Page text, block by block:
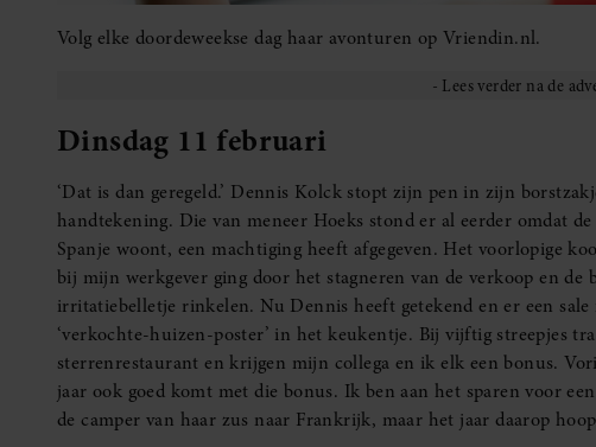
Volg elke doordeweekse dag haar avonturen op Vriendin.nl.
Dinsdag 11 februari
‘Dat is dan geregeld.’ Dennis Kolck stopt zijn pen in zijn
handtekening. Die van meneer Hoeks stond er al eerder omdat
Spanje woont, een machtiging heeft afgegeven. Het voorlopige
bij mijn werkgever ging door het stagneren van de verkoop en
irritatiebelletje rinkelen. Nu Dennis heeft getekend en er een sale
‘verkochte-huizen-poster’ in het keukentje. Bij vijftig streepjes
sterrenrestaurant en krijgen mijn collega en ik elk een bonus.
jaar ook goed komt met die bonus. Ik ben aan het sparen voor
de camper van haar zus naar Frankrijk, maar het jaar daarop